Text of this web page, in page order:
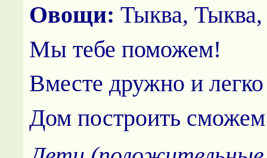
Овощи:Тыква,
Мы тебе поможем!
Вместе дружно и легко
Дом построить